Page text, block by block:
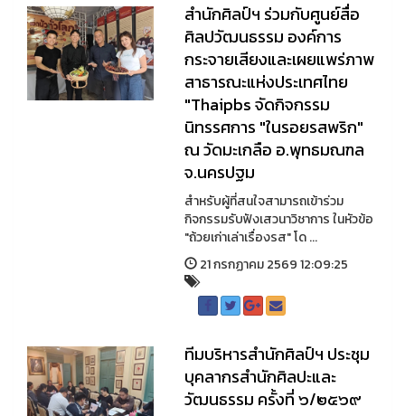
สำนักศิลป์ฯ ร่วมกับศูนย์สื่อ
ศิลปวัฒนธรรม องค์การ
กระจายเสียงและเผยแพร่ภาพ
สาธารณะแห่งประเทศไทย
"Thaipbs จัดกิจกรรม
นิทรรศการ "ในรอยรสพริก"
ณ วัดมะเกลือ อ.พุทธมณฑล
จ.นครปฐม
สำหรับผู้ที่สนใจสามารถเข้าร่วม
กิจกรรมรับฟังเสวนาวิชาการ ในหัวข้อ
"ถ้วยเก่าเล่าเรื่องรส" โด ...
21 กรกฏาคม 2569 12:09:25
ทีมบริหารสำนักศิลป์ฯ ประชุม
บุคลากรสำนักศิลปะและ
วัฒนธรรม ครั้งที่ ๖/๒๕๖๙